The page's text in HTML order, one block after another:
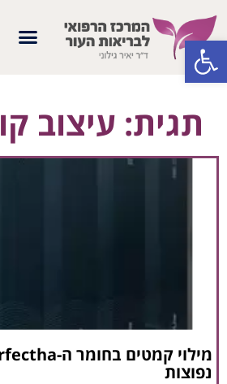
פתח סרגל נגישות
תגית: עיצוב
נפוצות